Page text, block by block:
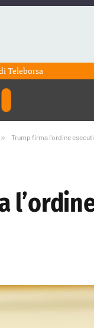
Teleborsa
» Trump firma l’ordine